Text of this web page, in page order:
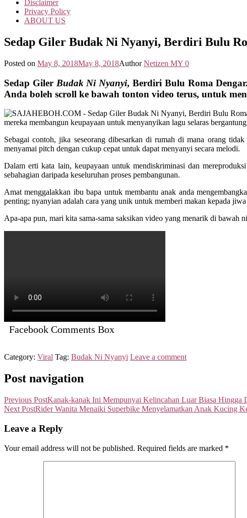
Disclaimer
Privacy Policy
ABOUT US
Sedap Giler Budak Ni Nyanyi, Berdiri Bulu
Posted on May 8, 2018May 8, 2018Author Netizen MY 0
Sedap Giler Budak Ni Nyanyi, Berdiri Bulu Roma
Anda boleh scroll ke bawah tonton video terus, untuk
mereka membangun keupayaan untuk menyanyikan lagu selaras
Sebagai contoh, jika seseorang dibesarkan di rumah di mana orang
menyamai pitch dengan cukup cepat untuk dapat menyanyi secara melodi.
Dalam erti kata lain, keupayaan untuk mendiskriminasi dan
sebahagian daripada keseluruhan proses pembangunan.
Amat menggalakkan ibu bapa untuk membantu anak anda
penting; nyanyian adalah cara yang unik untuk memberi makan kepada
Apa-apa pun, mari kita sama-sama saksikan video yang menarik di bawah
Facebook Comments Box
Category: Viral Tag: Budak Ni Nyanyi Leave a comment
Post navigation
Previous PostKanak-kanak Ini Mempunyai Kelincahan Luar Biasa Hingga
Next PostRider Wanita Menaiki Superbike Menyelamatkan Anak Kucing
Leave a Reply
Your email address will not be published. Required fields are marked *